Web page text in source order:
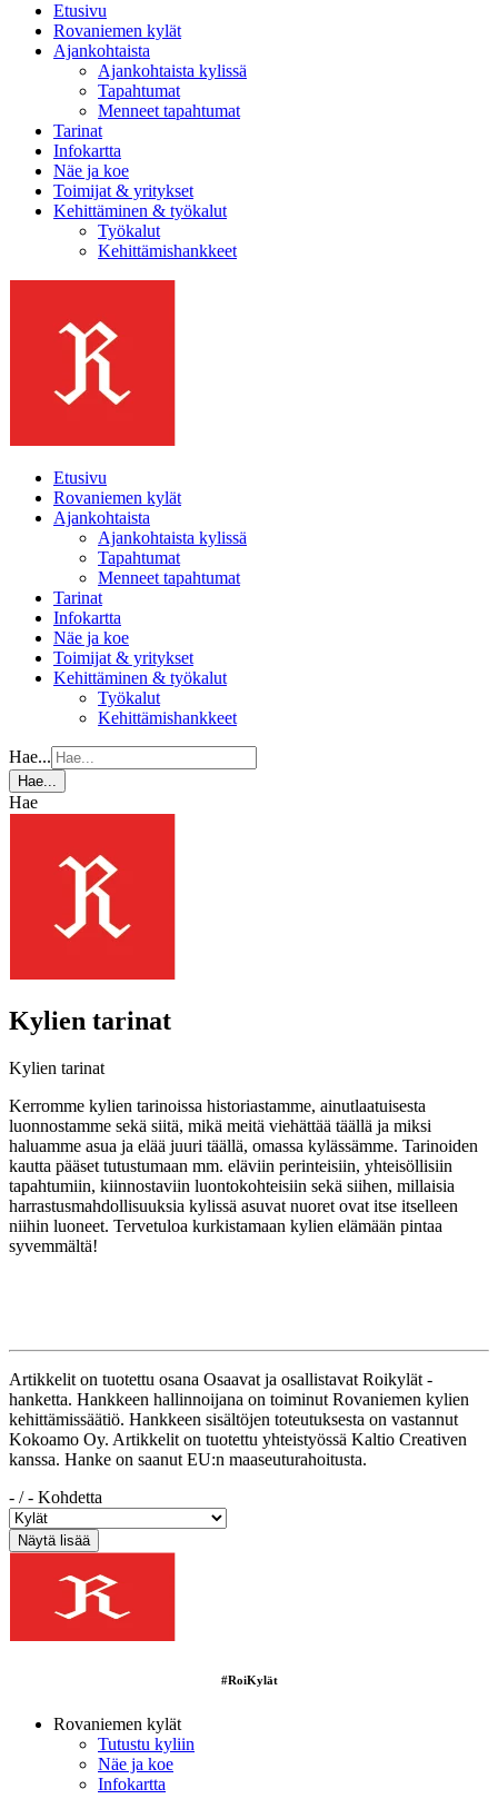
Etusivu
Rovaniemen kylät
Ajankohtaista
Ajankohtaista kylissä
Tapahtumat
Menneet tapahtumat
Tarinat
Infokartta
Näe ja koe
Toimijat & yritykset
Kehittäminen & työkalut
Työkalut
Kehittämishankkeet
Etusivu
Rovaniemen kylät
Ajankohtaista
Ajankohtaista kylissä
Tapahtumat
Menneet tapahtumat
Tarinat
Infokartta
Näe ja koe
Toimijat & yritykset
Kehittäminen & työkalut
Työkalut
Kehittämishankkeet
Hae...
Hae...
Hae
Kylien tarinat
Kylien tarinat
Kerromme kylien tarinoissa historiastamme, ainutlaatuisesta
luonnostamme sekä siitä, mikä meitä viehättää täällä ja miksi
haluamme asua ja elää juuri täällä, omassa kylässämme. Tarinoiden
kautta pääset tutustumaan mm. eläviin perinteisiin, yhteisöllisiin
tapahtumiin, kiinnostaviin luontokohteisiin sekä siihen, millaisia
harrastusmahdollisuuksia kylissä asuvat nuoret ovat itse itselleen
niihin luoneet. Tervetuloa kurkistamaan kylien elämään pintaa
syvemmältä!
Artikkelit on tuotettu osana Osaavat ja osallistavat Roikylät -
hanketta. Hankkeen hallinnoijana on toiminut Rovaniemen kylien
kehittämissäätiö. Hankkeen sisältöjen toteutuksesta on vastannut
Kokoamo Oy. Artikkelit on tuotettu yhteistyössä Kaltio Creativen
kanssa. Hanke on saanut EU:n maaseuturahoitusta.
- /- Kohdetta
#RoiKylät
Rovaniemen kylät
Tutustu kyliin
Näe ja koe
Infokartta